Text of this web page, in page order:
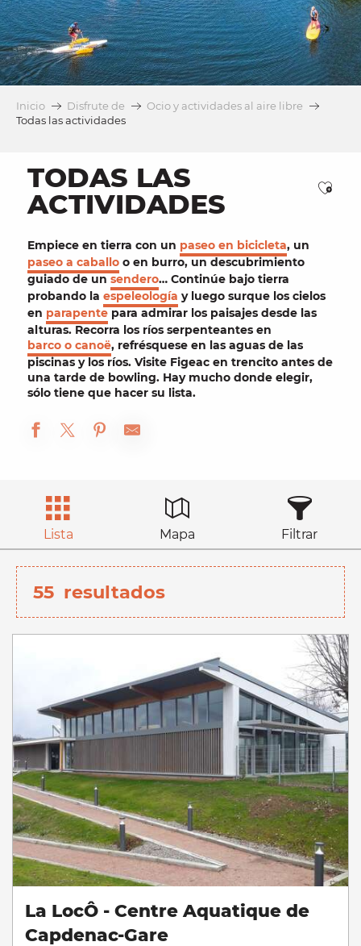
Inicio Disfrute de
Ocio y actividades al aire libre
Todas las actividades
TODAS LAS
ACTIVIDADES
Empiece en tierra con un paseo en bicicleta, un
paseo a caballo o en burro, un descubrimiento
guiado de un sendero… Continúe bajo tierra
probando la espeleología y luego surque los cielos
en parapente para admirar los paisajes desde las
alturas. Recorra los ríos serpenteantes en
barco o canoë, refrésquese en las aguas de las
piscinas y los ríos. Visite Figeac en trencito antes de
una tarde de bowling. Hay mucho donde elegir,
sólo tiene que hacer su lista.
Lista Mapa Filtrar
55 resultados
La LocÔ - Centre Aquatique de
Capdenac-Gare